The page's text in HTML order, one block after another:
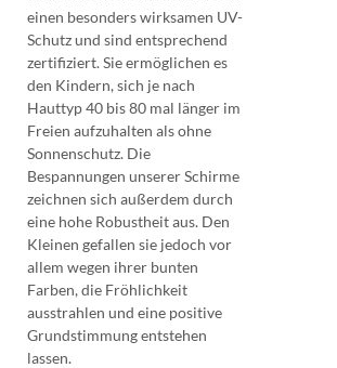
einen besonders wirksamen UV-
Schutz und sind entsprechend
zertifiziert. Sie ermöglichen es
den Kindern, sich je nach
Hauttyp 40 bis 80 mal länger im
Freien aufzuhalten als ohne
Sonnenschutz. Die
Bespannungen unserer Schirme
zeichnen sich außerdem durch
eine hohe Robustheit aus. Den
Kleinen gefallen sie jedoch vor
allem wegen ihrer bunten
Farben, die Fröhlichkeit
ausstrahlen und eine positive
Grundstimmung entstehen
lassen.